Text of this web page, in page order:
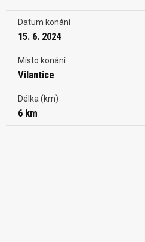
Datum konání
15. 6. 2024
Místo konání
Vilantice
Délka (km)
6 km